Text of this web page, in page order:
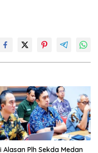
Alasan Plh Sekda Medan